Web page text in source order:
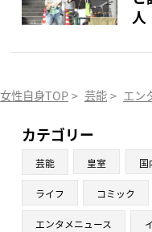
人
女性自身TOP > 芸能 > エン
カテゴリー
芸能 皇室 国
ライフ コミック
エンタメニュース